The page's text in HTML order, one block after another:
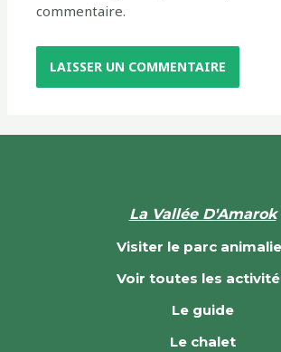
commentaire.
La Vallée D'Amarok
Visiter le parc
Voir toutes les
Le guide
Le chalet